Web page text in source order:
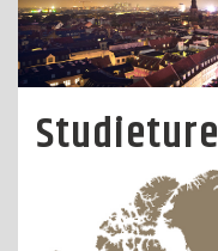
Studieture